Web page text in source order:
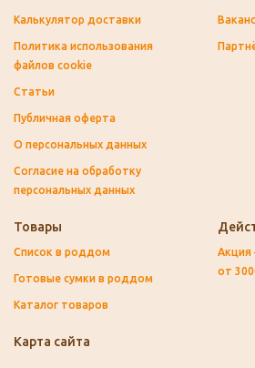
Калькулятор доставки
Политика использования
файлов cookie
Статьи
Публичная оферта
О персональных данных
Согласие на обработку
персональных данных
Товары
Список в роддом
Готовые сумки в роддом
Каталог товаров
Акция
от
Карта сайта